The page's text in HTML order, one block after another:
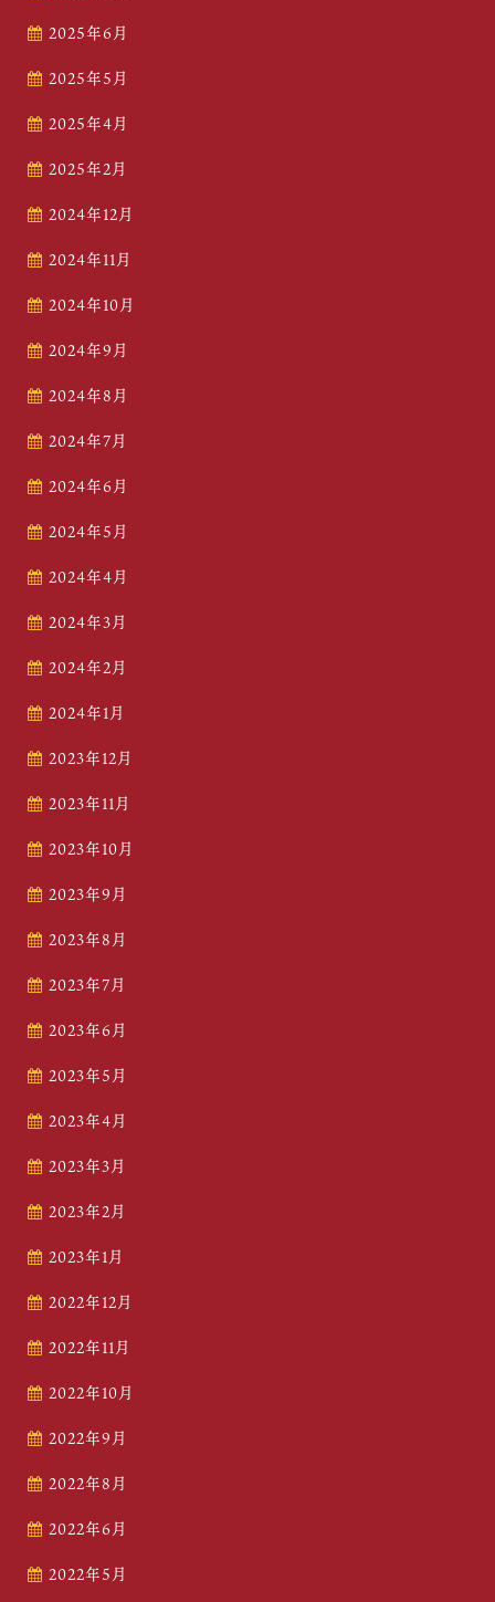
2025年6月
2025年5月
2025年4月
2025年2月
2024年12月
2024年11月
2024年10月
2024年9月
2024年8月
2024年7月
2024年6月
2024年5月
2024年4月
2024年3月
2024年2月
2024年1月
2023年12月
2023年11月
2023年10月
2023年9月
2023年8月
2023年7月
2023年6月
2023年5月
2023年4月
2023年3月
2023年2月
2023年1月
2022年12月
2022年11月
2022年10月
2022年9月
2022年8月
2022年6月
2022年5月